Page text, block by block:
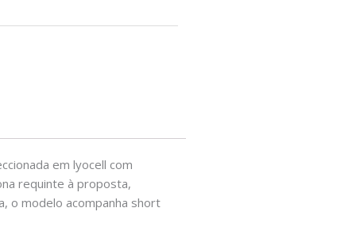
em lyocell com
requinte à proposta,
o modelo acompanha short